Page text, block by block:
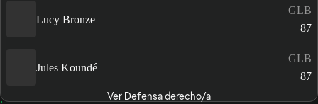
Lucy Bronze
GLB
87
Jules Koundé
GLB
87
Ver Defensa derecho/a